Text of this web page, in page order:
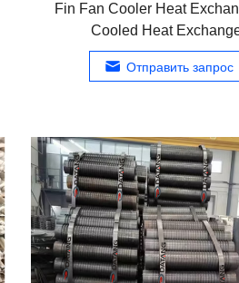
Fin Fan Cooler Heat
Cooled Heat
Отправить запрос